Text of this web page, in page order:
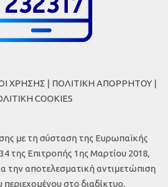
ΧΡΗΣΗΣ | ΠΟΛΙΤΙΚΗ ΑΠΟΡΡΗΤΟΥ |
COOKIES
με τη σύσταση της Ευρωπαϊκής
της Επιτροπής 1ης Μαρτίου 2018,
την αποτελεσματική αντιμετώπιση
στο διαδίκτυο.